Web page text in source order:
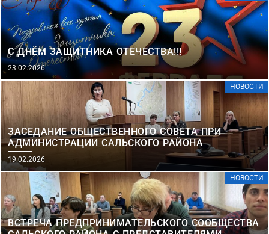
С ДНЁМ ЗАЩИТНИКА ОТЕЧЕСТВА!!!
23.02.2026
НОВОСТИ
ЗАСЕДАНИЕ ОБЩЕСТВЕННОГО СОВЕТА ПРИ
АДМИНИСТРАЦИИ САЛЬСКОГО РАЙОНА
19.02.2026
НОВОСТИ
ВСТРЕЧА ПРЕДПРИНИМАТЕЛЬСКОГО СООБЩЕСТВА